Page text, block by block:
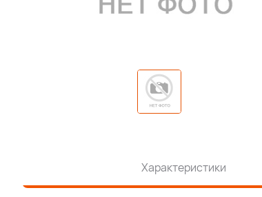
Характеристики